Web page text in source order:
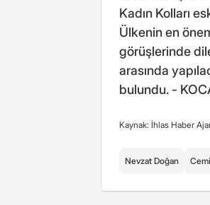
Kadın Kolları
Ülkenin en
görüşlerinde
arasında
bulundu. -
Kaynak: İhlas Haber
Nevzat Doğan